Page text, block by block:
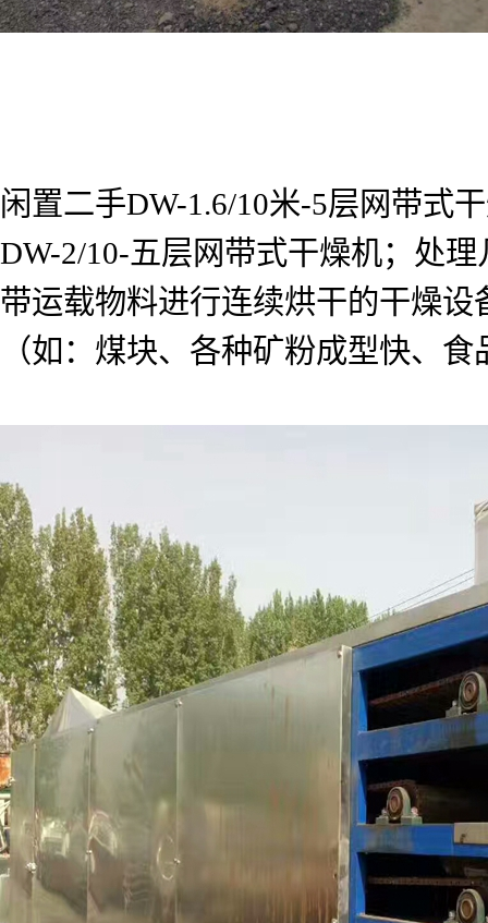
闲置二手DW-1.6/10米-5层网带式
DW-2/10-五层网带式干燥机；处
带运载物料进行连续烘干的干燥
（如：煤块、各种矿粉成型快、